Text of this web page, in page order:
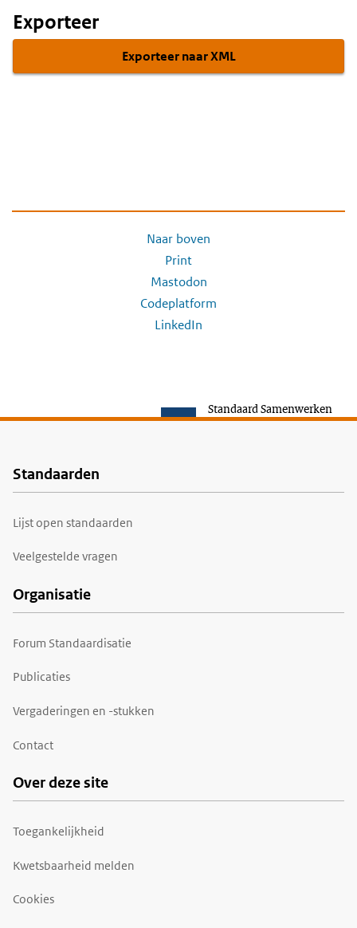
Exporteer
Exporteer naar XML
Naar boven
Print
Mastodon
Codeplatform
LinkedIn
Standaard Samenwerken
Voet
Standaarden
Lijst open standaarden
Veelgestelde vragen
Organisatie
Forum Standaardisatie
Publicaties
Vergaderingen en -stukken
Contact
Over deze site
Toegankelijkheid
Kwetsbaarheid melden
Cookies